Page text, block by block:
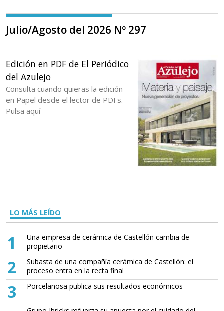
Julio/Agosto del 2026 Nº 297
Edición en PDF de El Periódico
del Azulejo
Consulta cuando quieras la edición
en Papel desde el lector de PDFs.
Pulsa aquí
LO MÁS LEÍDO
1
Una empresa de cerámica de Castellón cambia de
propietario
2
Subasta de una compañía cerámica de Castellón: el
proceso entra en la recta final
3 Porcelanosa publica sus resultados económicos